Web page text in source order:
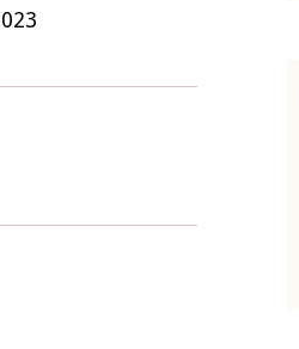
du rapport annuel 2025